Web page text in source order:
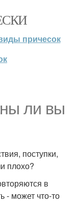
причесок
ли вы
поступки,
плохо?
в
- может что-то